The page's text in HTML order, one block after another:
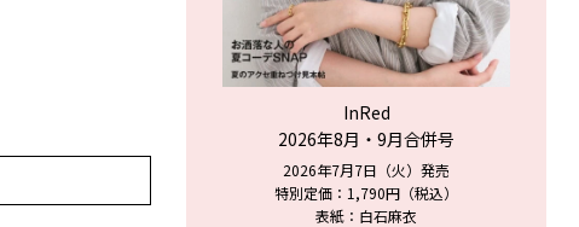
InRed
2026年8月・9月合併号
2026年7月7日（火）発売
特別定価：1,790円（税込）
表紙：白石麻衣